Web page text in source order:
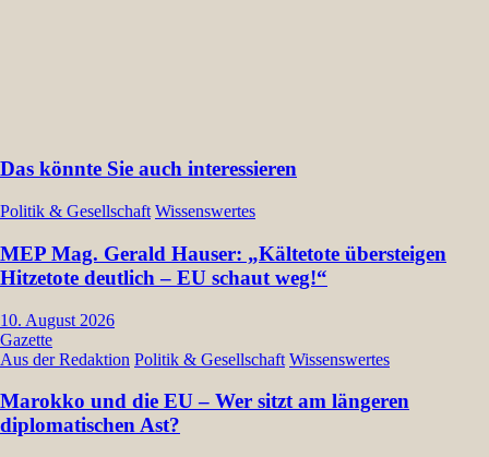
Das könnte Sie auch interessieren
Politik & Gesellschaft Wissenswertes
MEP Mag. Gerald Hauser: „Kältetote übersteigen
Hitzetote deutlich – EU schaut weg!“
10. August 2026
Gazette
Aus der Redaktion Politik & Gesellschaft Wissenswertes
Marokko und die EU – Wer sitzt am längeren
diplomatischen Ast?